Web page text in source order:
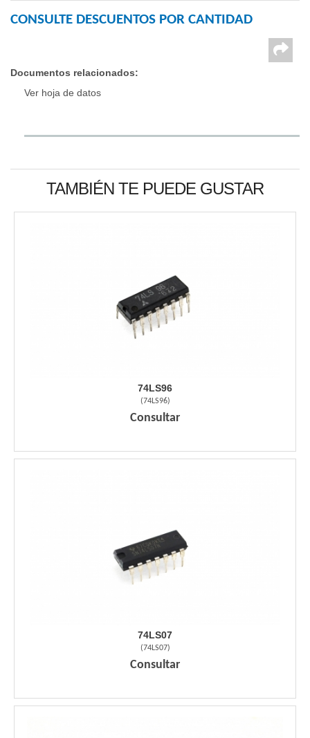
CONSULTE DESCUENTOS POR CANTIDAD
Documentos relacionados:
Ver hoja de datos
TAMBIÉN TE PUEDE GUSTAR
74LS96
(74LS96)
Consultar
74LS07
(74LS07)
Consultar